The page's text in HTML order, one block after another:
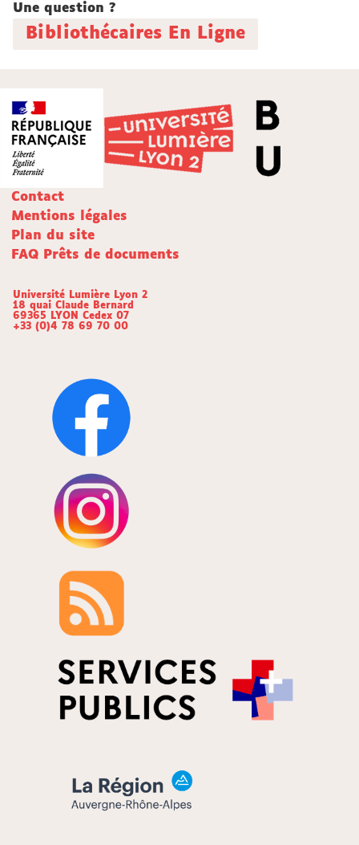
Une question ?
Bibliothécaires En Ligne
Contact
Mentions légales
Plan du site
FAQ Prêts de documents
Université Lumière Lyon 2
18 quai Claude Bernard
69365 LYON Cedex 07
+33 (0)4 78 69 70 00